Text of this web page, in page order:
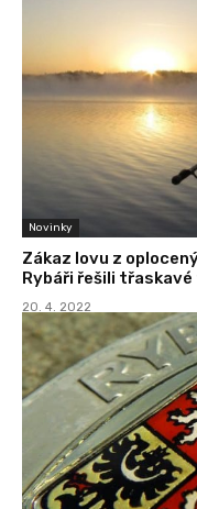
Novinky
Zákaz lovu z
Rybáři řešili
20. 4. 2022